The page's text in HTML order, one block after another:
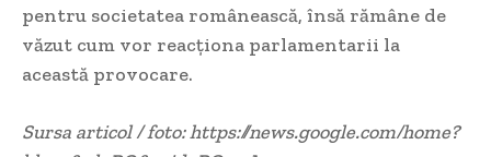
pentru societatea românească, însă rămâne de
văzut cum vor reacționa parlamentarii la
această provocare.
Sursa articol / foto: https://news.google.com/home?